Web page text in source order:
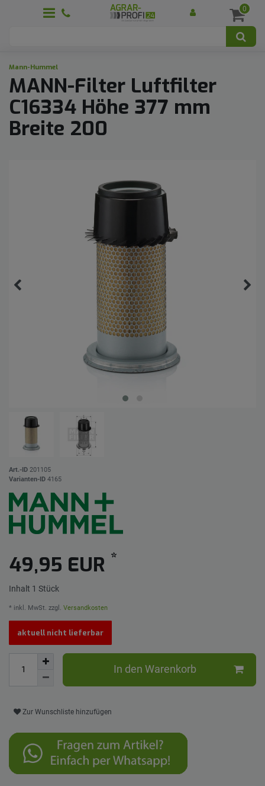
0
Mann-Hummel
MANN-Filter Luftfilter
C16334 Höhe 377 mm
Breite 200
Art.-ID 201105
Varianten-ID 4165
49,95 EUR *
Inhalt 1 Stück
* inkl. MwSt. zzgl. Versandkosten
aktuell nicht lieferbar
In den Warenkorb
Zur Wunschliste hinzufügen